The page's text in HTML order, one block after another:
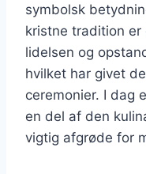
symbolsk
kristne tradition
lidelsen og
hvilket har givet
ceremonier. I dag
en del af den
vigtig afgrøde for